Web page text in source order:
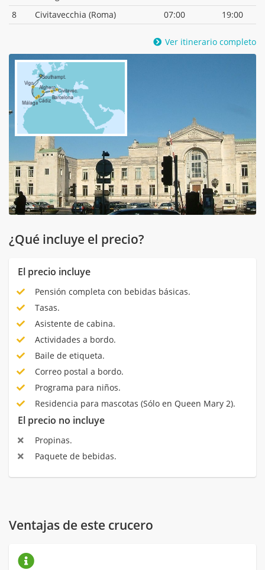
8
Civitavecchia (Roma) 07:00 19:00
Ver itinerario completo
¿Qué incluye el precio?
El precio incluye
Pensión completa con bebidas básicas.
Tasas.
Asistente de cabina.
Actividades a bordo.
Baile de etiqueta.
Correo postal a bordo.
Programa para niños.
Residencia para mascotas (Sólo en Queen Mary 2).
El precio no incluye
Propinas.
Paquete de bebidas.
Ventajas de este crucero